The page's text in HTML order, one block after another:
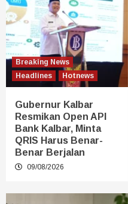
Breaking News
Headlines
Hotnews
Gubernur Kalbar
Resmikan Open API
Bank Kalbar, Minta
QRIS Harus Benar-
Benar Berjalan
09/08/2026